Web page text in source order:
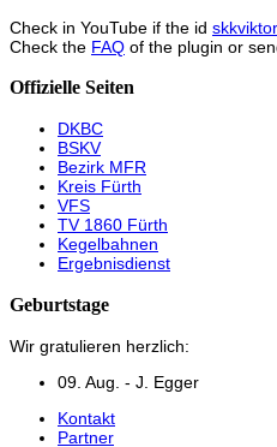
Check in YouTube if the id
Check the FAQ of the plugin or
Offizielle Seiten
DKBC
BSKV
Bezirk MFR
Kreis Fürth
VFS
TV 1860 Fürth
Kegelbahnen
Ergebnisdienst
Geburtstage
Wir gratulieren herzlich:
09. Aug. - J. Egger
Kontakt
Partner